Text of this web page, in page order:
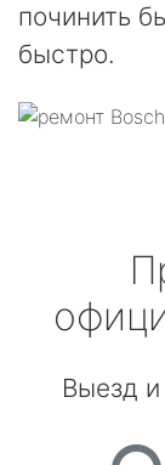
починить
быстро.
Выезд